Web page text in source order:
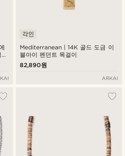
Mediterranean | 14K 골드 도금 이
블아이 펜던트 목걸이
각인
82,890원
ARKAI